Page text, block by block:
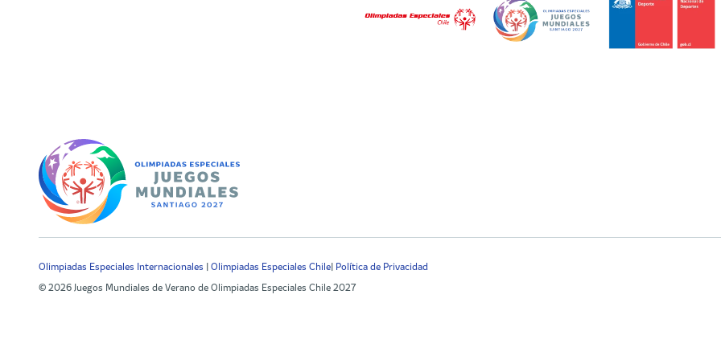
Olimpiadas Especiales Internacionales |Olimpiadas Especiales Chile| Política de Privacidad
© 2026 Juegos Mundiales de Verano de Olimpiadas Especiales Chile 2027